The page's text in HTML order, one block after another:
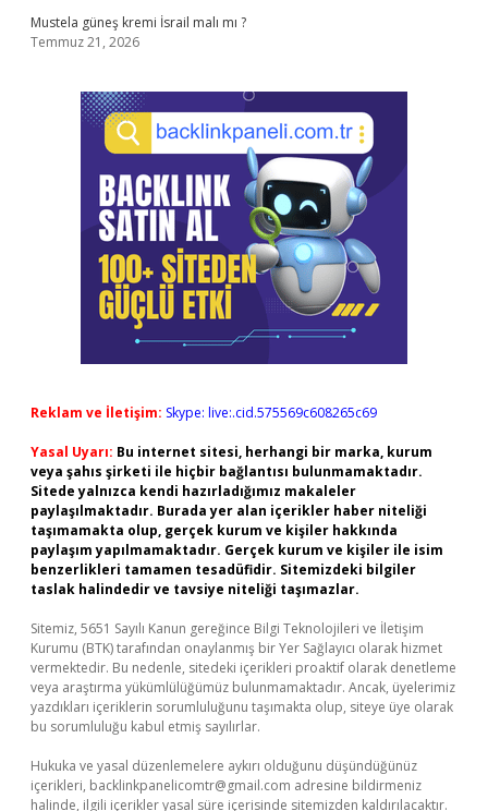
Mustela güneş kremi İsrail malı mı ?
Temmuz 21, 2026
Reklam ve İletişim: Skype: live:.cid.575569c608265c69
Yasal Uyarı: Bu internet sitesi, herhangi bir marka, kurum
veya şahıs şirketi ile hiçbir bağlantısı bulunmamaktadır.
Sitede yalnızca kendi hazırladığımız makaleler
paylaşılmaktadır. Burada yer alan içerikler haber niteliği
taşımamakta olup, gerçek kurum ve kişiler hakkında
paylaşım yapılmamaktadır. Gerçek kurum ve kişiler ile isim
benzerlikleri tamamen tesadüfidir. Sitemizdeki bilgiler
taslak halindedir ve tavsiye niteliği taşımazlar.
Sitemiz, 5651 Sayılı Kanun gereğince Bilgi Teknolojileri ve İletişim
Kurumu (BTK) tarafından onaylanmış bir Yer Sağlayıcı olarak hizmet
vermektedir. Bu nedenle, sitedeki içerikleri proaktif olarak denetleme
veya araştırma yükümlülüğümüz bulunmamaktadır. Ancak, üyelerimiz
yazdıkları içeriklerin sorumluluğunu taşımakta olup, siteye üye olarak
bu sorumluluğu kabul etmiş sayılırlar.
Hukuka ve yasal düzenlemelere aykırı olduğunu düşündüğünüz
içerikleri, backlinkpanelicomtr@gmail.com adresine bildirmeniz
halinde, ilgili içerikler yasal süre içerisinde sitemizden kaldırılacaktır.